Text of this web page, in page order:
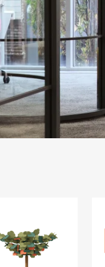
Leben für